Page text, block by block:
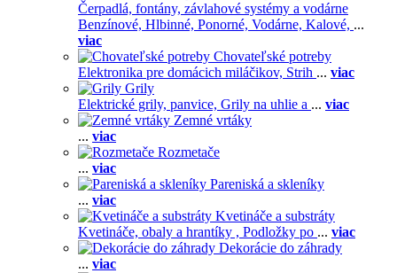
Čerpadlá, fontány, závlahové systémy a vodárne
Benzínové, Hlbinné, Ponorné, Vodárne, Kalové, ...
viac
Chovateľské potreby
Elektronika pre domácich miláčikov, Strih ... viac
Grily
Elektrické grily, panvice, Grily na uhlie a ... viac
Zemné vrtáky
... viac
Rozmetače
... viac
Pareniská a skleníky
... viac
Kvetináče a substráty
Kvetináče, obaly a hrantíky , Podložky po ... viac
Dekorácie do záhrady
... viac